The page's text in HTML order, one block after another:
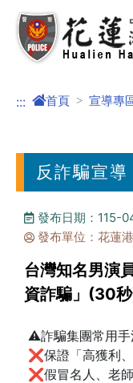
進入內容區塊
::: 首頁 宣導專
反詐騙宣導
發布日期：115-
發布單位：花蓮
台灣知名男演
資詐騙」(30
⚠️詐騙集團常用手
❌保證「高獲利、
❌假冒名人、老